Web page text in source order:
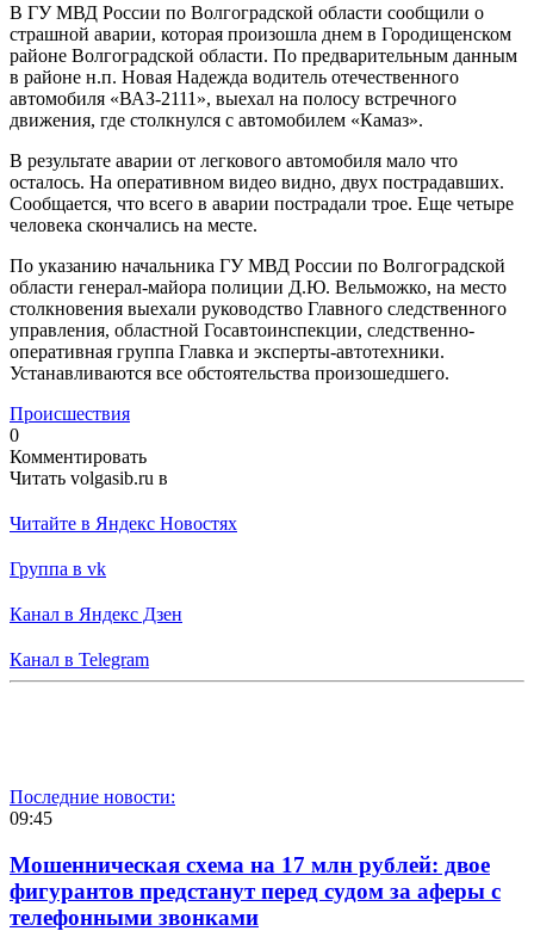
В ГУ МВД России по Волгоградской области сообщили о
страшной аварии, которая произошла днем в Городищенском
районе Волгоградской области. По предварительным данным
в районе н.п. Новая Надежда водитель отечественного
автомобиля «ВАЗ-2111», выехал на полосу встречного
движения, где столкнулся с автомобилем «Камаз».
В результате аварии от легкового автомобиля мало что
осталось. На оперативном видео видно, двух пострадавших.
Сообщается, что всего в аварии пострадали трое. Еще четыре
человека скончались на месте.
По указанию начальника ГУ МВД России по Волгоградской
области генерал-майора полиции Д.Ю. Вельможко, на место
столкновения выехали руководство Главного следственного
управления, областной Госавтоинспекции, следственно-
оперативная группа Главка и эксперты-автотехники.
Устанавливаются все обстоятельства произошедшего.
Происшествия
0
Комментировать
Читать volgasib.ru в
Читайте в Яндекс Новостях
Группа в vk
Канал в Яндекс Дзен
Канал в Telegram
Последние новости:
09:45
Мошенническая схема на 17 млн рублей: двое
фигурантов предстанут перед судом за аферы с
телефонными звонками